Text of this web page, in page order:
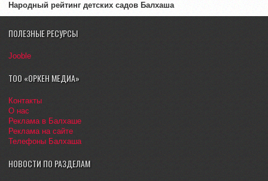
Народный рейтинг детских садов Балхаша
ПОЛЕЗНЫЕ РЕСУРСЫ
Jooble
ТОО «ОРКЕН МЕДИА»
Контакты
О нас
Реклама в Балхаше
Реклама на сайте
Телефоны Балхаша
НОВОСТИ ПО РАЗДЕЛАМ